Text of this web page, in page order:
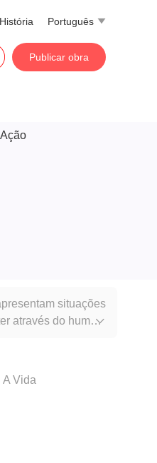
Português 
História
Publicar obra
Ação
situações
através do humor